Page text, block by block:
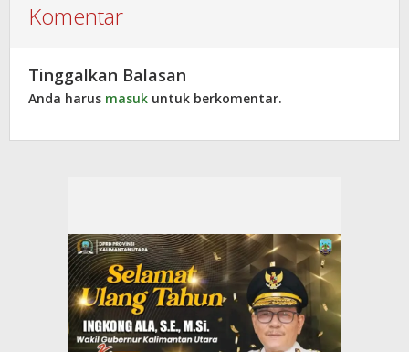
Komentar
Tinggalkan Balasan
Anda harus masuk untuk berkomentar.